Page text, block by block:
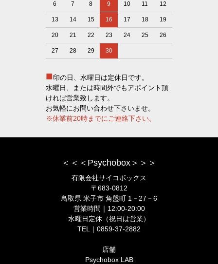
6 7 8 9 10 11 12
13 14 15 16 17 18 19
20 21 22 23 24 25 26
27 28 29 30
■印の日、水曜日は定休日です。
水曜日、または時間外でもアポイント頂
ければ営業致します。
お気軽にお問い合わせ下さいませ。
※休業前20時までにご連絡下さい。
＜＜＜Psychobox＞＞＞
有限会社サイコボックス
〒683-0812
鳥取県 米子市 角盤町 1－27－6
営業時間｜12:00-20:00
水曜日定休（祝日は営業）
TEL｜0859-37-2882
店舗
Psychobox LAB